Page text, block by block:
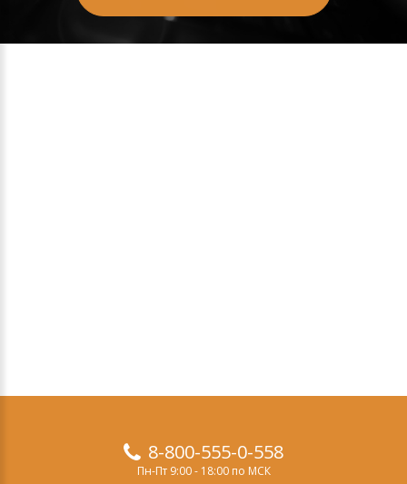
8-800-555-0-558
Пн-Пт 9:00 - 18:00 по МСК